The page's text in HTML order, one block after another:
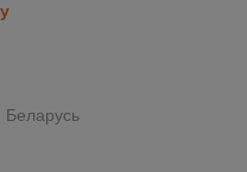
Беларусь